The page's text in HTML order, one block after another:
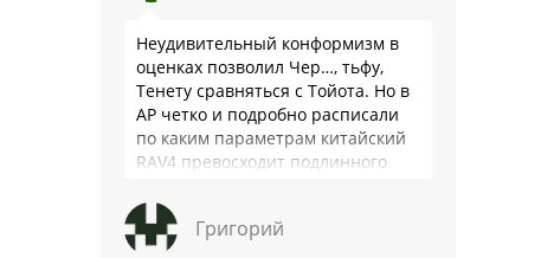
Неудивительный конформизм в
оценках позволил Чер…, тьфу,
Тенету сравняться с Тойота. Но в
АР четко и подробно расписали
по каким параметрам китайский
RAV4 превосходит подлинного
подвеска едет ровно и приятно …
Григорий